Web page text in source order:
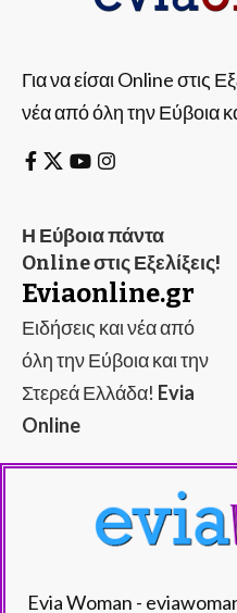
Για να είσαι Online στις
νέα από όλη την Εύβοια
Η Εύβοια πάντα
Online στις Εξελίξεις!
Eviaonline.gr
Ειδήσεις και νέα από
όλη την Εύβοια και την
Στερεά Ελλάδα! Evia
Online
Evia Woman -